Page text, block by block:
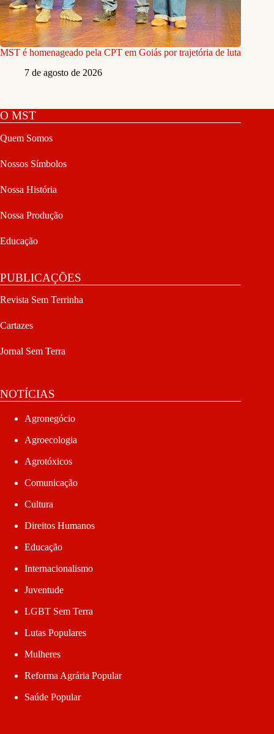
MST é homenageado pela CPT em Goiás por trajetória de luta
7 de agosto de 2026
O MST
Quem Somos
Nossos Símbolos
Nossa História
Nossa Produção
Educação
PUBLICAÇÕES
Revista Sem Terrinha
Cartazes
Jornal Sem Terra
NOTÍCIAS
Agronegócio
Agroecologia
Agrotóxicos
Comunicação
Cultura
Direitos Humanos
Educação
Internacionalismo
Juventude
LGBT Sem Terra
Lutas Populares
Mulheres
Reforma Agrária Popular
Saúde Popular